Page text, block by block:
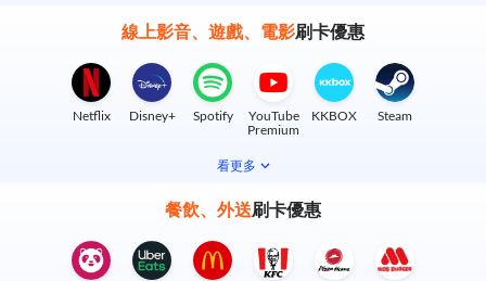
線上影音、遊戲、電影刷卡優惠
Netflix Disney+ Spotify
YouTube
Premium
KKBOX Steam
看更多
餐飲、外送刷卡優惠